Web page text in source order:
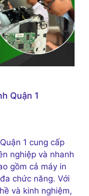
Quận 1
1 cung cấp
nghiệp và nhanh
gồm cả máy in
chức năng. Với
và kinh nghiệm,